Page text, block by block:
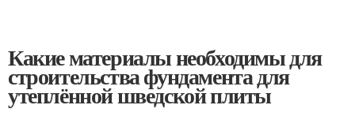
Какие материалы необходимы для
строительства фундамента для
утеплённой шведской плиты